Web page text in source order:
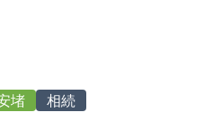
堵 相続